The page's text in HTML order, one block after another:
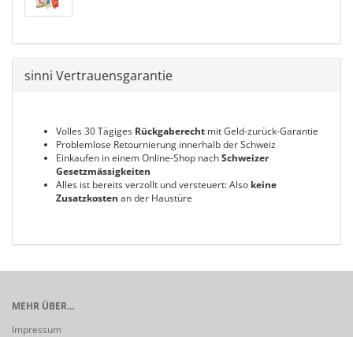
sinni Vertrauensgarantie
Volles 30 Tägiges Rückgaberecht mit Geld-zurück-Garantie
Problemlose Retournierung innerhalb der Schweiz
Einkaufen in einem Online-Shop nachSchweizer
Gesetzmässigkeiten
Alles ist bereits verzollt und versteuert: Also keine
Zusatzkosten an der Haustüre
MEHR ÜBER...
Impressum